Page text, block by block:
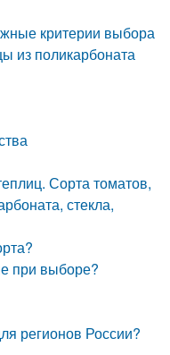
критерии выбора
из поликарбоната
Сорта томатов,
стекла,
при выборе?
регионов России?